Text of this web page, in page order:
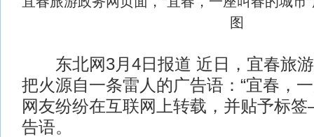
图
东北网3月4日报道 近日，宜春旅游
把火源自一条雷人的广告语：“宜春，
网友纷纷在互联网上转载，并贴予标
告语。